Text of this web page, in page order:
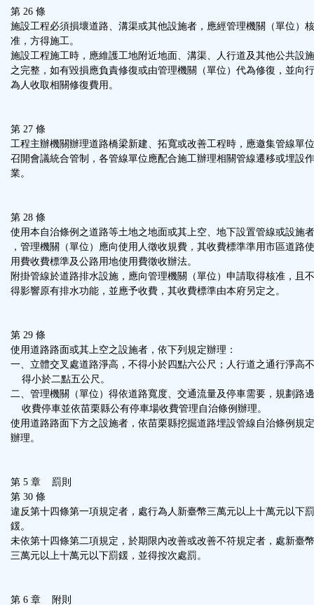
第 26 條
施設工程必須損壞道路、溝渠或其他設施者，應經管理機關（單位）核
准，方得施工。
施設工程施工時，應維護工地附近地面、溝渠、人行道及其他公共設施
之完整，如有毀損應負責修復或由管理機關（單位）代為修復，並向行
為人收取相關修復費用。
第 27 條
工程主辦機關辦理道路橋梁新建、拓寬或改善工程時，應邀集管線單位
召開會議統合管制，各管線單位應配合施工辦理相關管線遷移或埋設作
業。
第 28 條
使用本自治條例之道路等土地之地面或其上空、地下設置管線或設施者
，管理機關（單位）應向使用人徵收規費，其收費標準準用市區道路使
用費收費標準及公路用地使用費徵收辦法。
附掛管線於道路排水設施，應向管理機關（單位）申請取得核准，且不
得影響原有排水功能，並應予收費，其收費標準由本府另定之。
第 29 條
使用道路路面或其上空之設施者，依下列規定辦理：
一、立體交叉處道路淨高，不得小於四點六公尺；人行道之通行淨高不
得小於二點五公尺。
二、管理機關（單位）得依道路寬度、交通流量及停車需要，規劃路邊
收費停車並依苗栗縣公有停車場收費管理自治條例辦理。
使用道路路面下方之設施者，依苗栗縣挖掘道路埋設管線自治條例規定
辦理。
第 5 章 罰則
第 30 條
違反第十四條第一項規定者，處行為人新臺幣三萬元以上十萬元以下罰
鍰。
未依第十四條第二項規定，於期限內改善或改善不符規定者，處新臺幣
三萬元以上十萬元以下罰鍰，並得按次處罰。
第 6 章 附則